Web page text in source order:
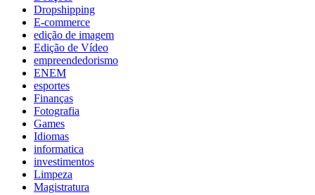
Dropshipping
E-commerce
edição de imagem
Edição de Vídeo
empreendedorismo
ENEM
esportes
Finanças
Fotografia
Games
Idiomas
informatica
investimentos
Limpeza
Magistratura